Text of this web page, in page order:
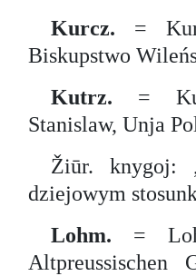
Kurcz. =
Biskupstwo
Kutrz. =
Stanislaw, Unja
Žiūr. knygoj:
dziejowym
Lohm. =
Altpreussischen